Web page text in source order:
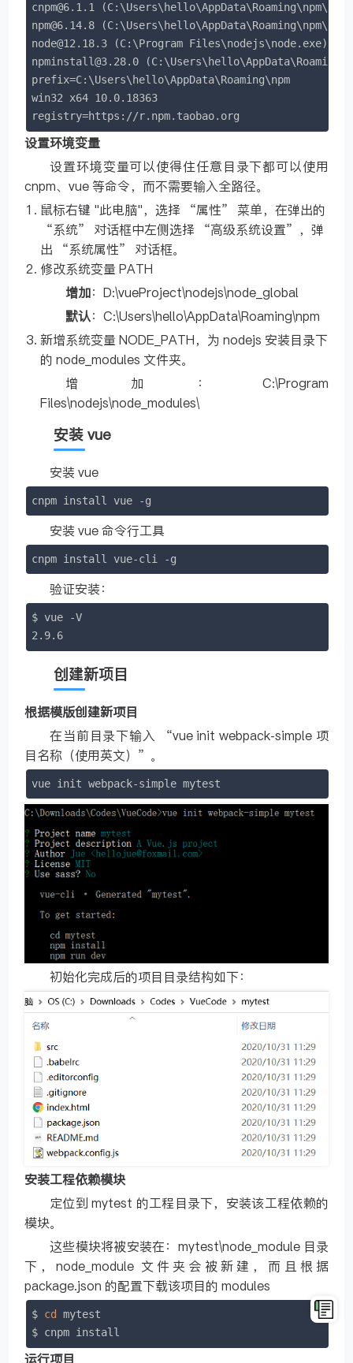
cnpm@6.1.1
(C: \Users\hello\AppData\Roaming\npm\
npm@6.14.8
(C: \Users\hello\AppData\Roaming\npm\
node@12.18.3
(C: \Program Files\nodejs\node.exe)
npminstall@3.28.0
(C: \Users\hello\AppData\Roaming
prefix=C: \Users\hello\AppData\Roaming\npm
win32 x64 10.0
registry=https://r.npm.taobao.org
设置环境变量
设置环境变量可以使得住任意目录下都可以使用
cnpm、vue 等命令，而不需要输入全路径。
鼠标右键 "此电脑"，选择 “属性” 菜单，在弹出的
“系统” 对话框中左侧选择 “高级系统设置”，弹
出 “系统属性” 对话框。
修改系统变量 PATH
增加：D:\vueProject\nodejs\node_global
默认：C:\Users\hello\AppData\Roaming\npm
新增系统变量 NODE_PATH，为 nodejs 安装目录下
的 node_modules 文件夹。
增加：C:\Program
Files\nodejs\node_modules\
安装 vue
安装 vue
cnpm install vue -g
安装 vue 命令行工具
cnpm install vue-cli -g
验证安装：
2.9.6
创建新项目
根据模版创建新项目
在当前目录下输入 “vue init webpack-simple 项
目名称（使用英文）”。
vue init webpack-simple mytest
初始化完成后的项目目录结构如下：
安装工程依赖模块
定位到 mytest 的工程目录下，安装该工程依赖的
模块。
这些模块将被安装在：mytest\node_module 目录
下，node_module 文件夹会被新建，而且根据
package.json 的配置下载该项目的 modules
$ cd
mytest
$ cnpm install
运行项目